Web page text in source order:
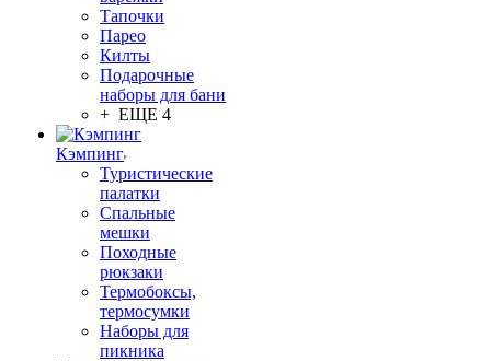
Тапочки
Парео
Килты
Подарочные
наборы для бани
+ ЕЩЕ 4
Кэмпинг
Туристические
палатки
Спальные
мешки
Походные
рюкзаки
Термобоксы,
термосумки
Наборы для
пикника